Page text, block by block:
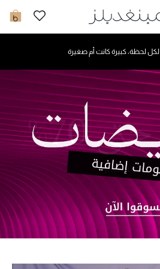
0
والجمال خلال ساعتين إلى باب منزلكم في دبي.
تسوقوا الآن.